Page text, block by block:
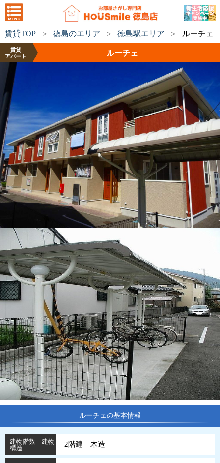
賃貸TOP 徳島のエリア 徳島駅エリア ルーチェ
賃貸
アパート
ルーチェ
ルーチェの基本情報
建物階数 建物
構造
2階建 木造